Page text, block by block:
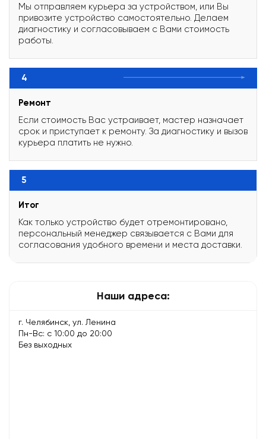
Мы отправляем курьера за устройством, или Вы
привозите устройство самостоятельно. Делаем
диагностику и согласовываем с Вами стоимость
работы.
4
Ремонт
Если стоимость Вас устраивает, мастер назначает
срок и приступает к ремонту. За диагностику и вызов
курьера платить не нужно.
5
Итог
Как только устройство будет отремонтировано,
персональный менеджер связывается с Вами для
согласования удобного времени и места доставки.
Наши адреса:
г. Челябинск, ул. Ленина
Пн-Вс: с 10:00 до 20:00
Без выходных